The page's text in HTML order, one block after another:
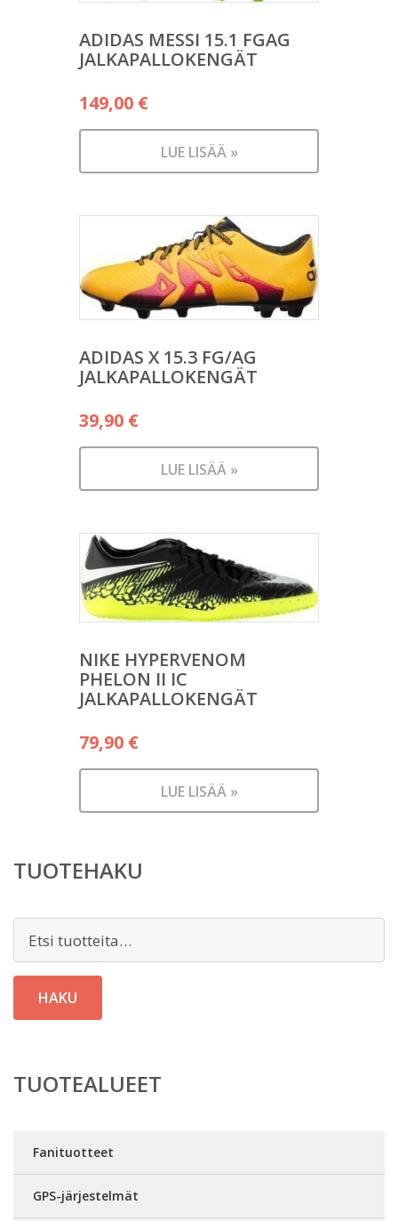
ADIDAS MESSI 15.1 FGAG
JALKAPALLOKENGÄT
149,00 €
LUE LISÄÄ »
ADIDAS X 15.3 FG/AG
JALKAPALLOKENGÄT
39,90 €
LUE LISÄÄ »
NIKE HYPERVENOM
PHELON II IC
JALKAPALLOKENGÄT
79,90 €
LUE LISÄÄ »
TUOTEHAKU
HAKU
TUOTEALUEET
Fanituotteet
GPS-järjestelmät